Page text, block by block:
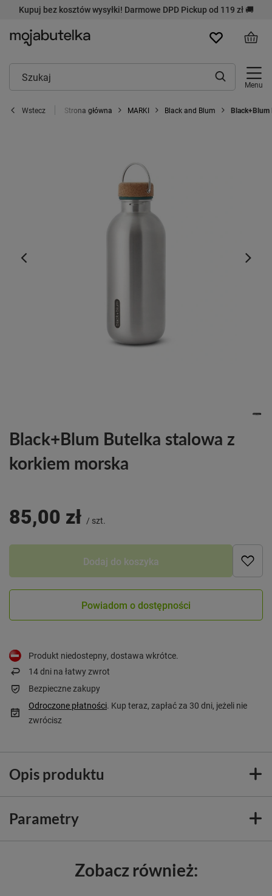
Kupuj bez kosztów wysyłki! Darmowe DPD Pickup od 119 zł 🚚
Menu
Wstecz Strona główna MARKI Black and Blum Black+Blum
Black+Blum Butelka stalowa z
korkiem morska
85,00 zł / szt.
Dodaj do koszyka
Powiadom o dostępności
Produkt niedostepny, dostawa wkrótce
14dni na łatwy zwrot
Bezpieczne zakupy
Odroczone płatności. Kup teraz, zapłać za 30 dni, jeżeli nie
zwrócisz
Opis produktu
Parametry
Zobacz również: